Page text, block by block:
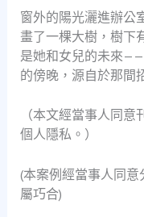
窗外的陽光灑進辦公
畫了一棵大樹，樹下
是她和女兒的未來
的傍晚，源自於那間
（本文經當事人同
個人隱私。）
(本案例經當事人同
屬巧合)